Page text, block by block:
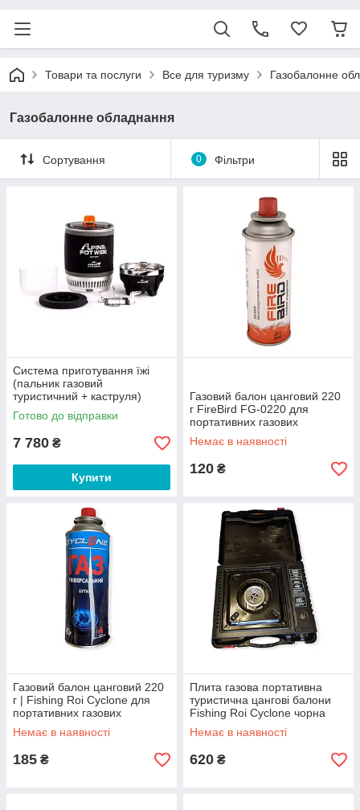
Товари та послуги Все для туризму Газобалонне
Газобалонне обладнання
Сортування 0 Фільтри
Система приготування їжі
(пальник газовий
туристичний + каструля)
Kovea Alpine Pot Wide KB-
0703W
Готово до відправки
7 780 ₴
Купити
Газовий балон цанговий 220
г FireBird FG-0220 для
портативних газових
приладів
Немає в наявності
120 ₴
Газовий балон цанговий 220
г | Fishing Roi Суclone для
портативних газових
приладів
Немає в наявності
185 ₴
Плита газова портативна
туристична цангові балони
Fishing Roi Cyclone чорна
Немає в наявності
620 ₴